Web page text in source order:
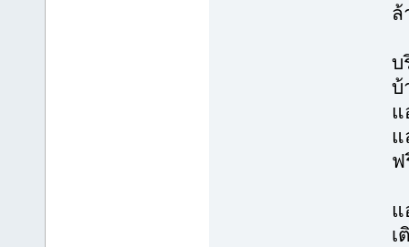
ล้
บ
บ้
แ
แ
ฟ
แ
เ